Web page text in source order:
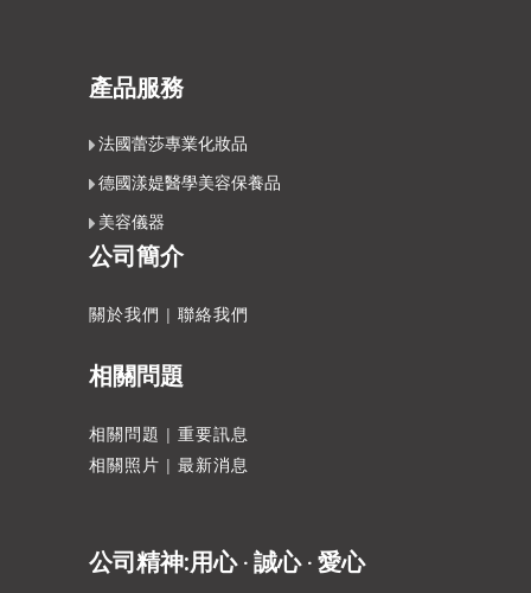
產品服務
法國蕾莎專業化妝品
德國漾媞醫學美容保養品
美容儀器
公司簡介
關於我們 | 聯絡我們
相關問題
相關問題 | 重要訊息
相關照片 | 最新消息
公司精神:用心 ‧ 誠心 ‧ 愛心